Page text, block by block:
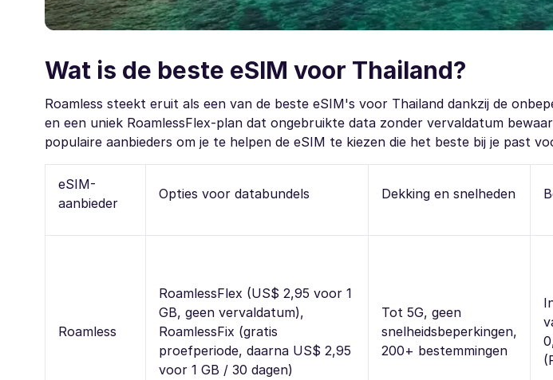
Wat is de beste eSIM voor Thailand?
Roamless steekt eruit als een van de beste eSIM's voor Thailand dankzij de
en een uniek RoamlessFlex-plan dat ongebruikte data zonder vervaldatum
populaire aanbieders om je te helpen de eSIM te kiezen die het beste bij je past
eSIM-
aanbieder
Opties voor databundels Dekking en snelheden
Roamless
RoamlessFlex (US$ 2,95 voor 1
GB, geen vervaldatum),
RoamlessFix (gratis
proefperiode, daarna US$ 2,95
voor 1 GB / 30 dagen)
Tot 5G, geen
snelheidsbeperkingen,
200+ bestemmingen